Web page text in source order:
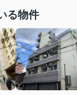
る物件